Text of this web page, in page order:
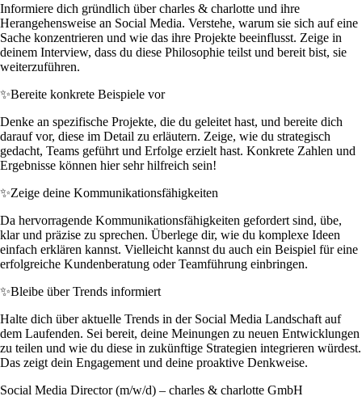
Informiere dich gründlich über charles & charlotte und ihre
Herangehensweise an Social Media. Verstehe, warum sie sich auf eine
Sache konzentrieren und wie das ihre Projekte beeinflusst. Zeige in
deinem Interview, dass du diese Philosophie teilst und bereit bist, sie
weiterzuführen.
✨Bereite konkrete Beispiele vor
Denke an spezifische Projekte, die du geleitet hast, und bereite dich
darauf vor, diese im Detail zu erläutern. Zeige, wie du strategisch
gedacht, Teams geführt und Erfolge erzielt hast. Konkrete Zahlen und
Ergebnisse können hier sehr hilfreich sein!
✨Zeige deine Kommunikationsfähigkeiten
Da hervorragende Kommunikationsfähigkeiten gefordert sind, übe,
klar und präzise zu sprechen. Überlege dir, wie du komplexe Ideen
einfach erklären kannst. Vielleicht kannst du auch ein Beispiel für eine
erfolgreiche Kundenberatung oder Teamführung einbringen.
✨Bleibe über Trends informiert
Halte dich über aktuelle Trends in der Social Media Landschaft auf
dem Laufenden. Sei bereit, deine Meinungen zu neuen Entwicklungen
zu teilen und wie du diese in zukünftige Strategien integrieren würdest.
Das zeigt dein Engagement und deine proaktive Denkweise.
Social Media Director (m/w/d) – charles & charlotte GmbH